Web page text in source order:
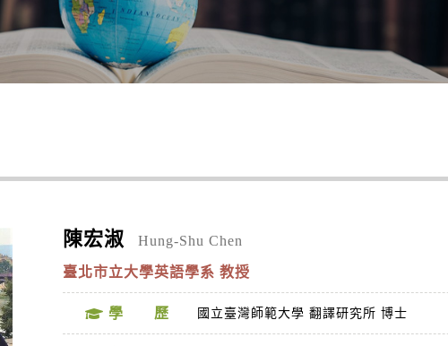
陳宏淑 Hung-Shu Chen
臺北市立大學英語學系 教授
學 歷 國立臺灣師範大學 翻譯研究所 博士